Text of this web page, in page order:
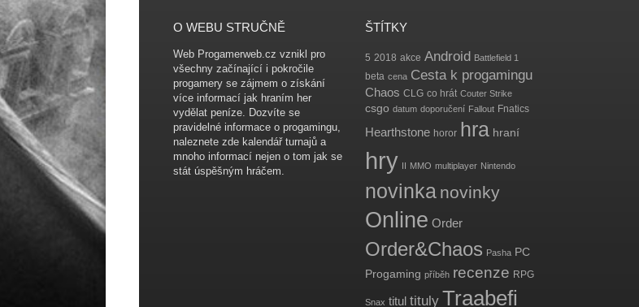
O WEBU STRUČNĚ
Web Progamerweb.cz vznikl pro
všechny začínající i pokročile
progamery se zájmem o získání
více informací jak hraním her
vydělat peníze. Dozvíte se
pravidelné informace o progamingu,
naleznete zde kalendář turnajů a
mnoho informací nejen o tom jak se
stát úspěšným hráčem.
ŠTÍTKY
5 2018 akce Android Battlefield 1
beta cena Cesta k progamingu
Chaos CLG co hrát Couter Strike
csgo datum doporučení Fallout Fnatics
Hearthstone horor hra hraní
hry II MMO multiplayer Nintendo
novinka novinky
Online Order
Order&Chaos Pasha PC
Progaming příběh recenze RPG
Snax titul tituly Traabefi